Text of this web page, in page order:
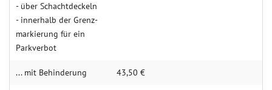
- über Schacht­­deckeln
- innerhalb der Grenz­
mar­kie­rung für ein
Park­ver­bot
... mit Behin­derung 43,50 €